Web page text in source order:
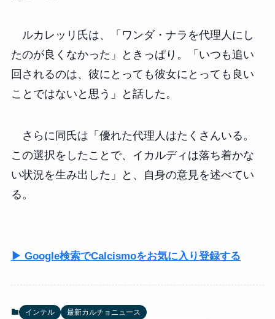
ルカレッリ氏は、「ワンダ・ナラを代理人にし
たのが良くなかった」ときっぱり。「いつも追い
回されるのは、彼にとっても彼女にとっても良い
ことではないと思う」と話した。
さらに同氏は「優れた代理人はたくさんいる。
この選択をしたことで、イカルディは落ち着かな
い状況を生み出した」と、自身の意見を述べてい
る。
▶ Google検索でCalcismoをお気に入り登録する
インテル
最新カルチョニュース